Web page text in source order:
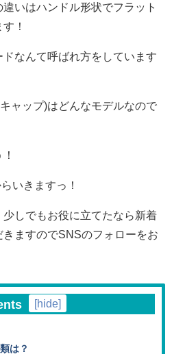
いはハンドル形状でフラット
！
なんて呼ばれ方をしています
ャップ)はどんなモデルなので
いきますっ！
しでもお役に立てたなら新着
ますのでSNSのフォローをお
[hide]
は？